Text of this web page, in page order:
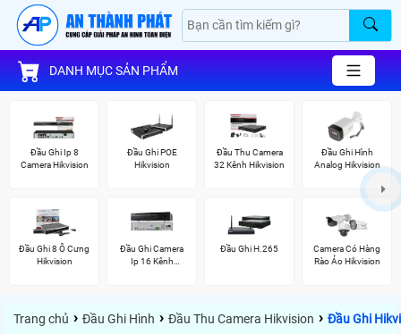
DANH MỤC SẢN PHẨM
Đầu Ghi Ip 8
Camera Hikvision
Đầu Ghi POE
Hikvision
Đầu Thu Camera
32 Kênh Hikvision
Đầu Ghi Hình
Analog Hikvision
Đầu Ghi 8 Ổ Cưng
Hikvision
Đầu Ghi Camera
Ip 16 Kênh
Đầu Ghi H.265
Camera Có Hàng
Rào Ảo Hikvision
Trang chủ › Đầu Ghi Hình › Đầu Thu Camera Hikvision › Đầu Ghi